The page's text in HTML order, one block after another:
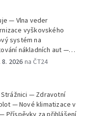
7. ročník festivalu
mostu v Hodoníně
— Vlna veder
vyškovského
systém na
nákladních aut —
ve Zlíně — Případ
— Výstraha před
Mezinárodní kytarový
po kousnutí netopýrem
8. 2026 na ČT24
— Zdravotní
— Nové klimatizace v
Příspěvky za přihlášení